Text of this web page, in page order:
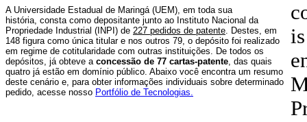
A Universidade Estadual de Maringá (UEM), em toda sua
história, consta como depositante junto ao Instituto Nacional da
Propriedade Industrial (INPI) de 227 pedidos de patente. Destes, em
148 figura como única titular e nos outros 79, o depósito foi realizado
em regime de cotitularidade com outras instituições. De todos os
depósitos, já obteve a concessão de 77 cartas-patente, das quais
quatro já estão em domínio público. Abaixo você encontra um resumo
deste cenário e, para obter informações individuais sobre determinado
pedido, acesse nosso Portfólio de Tecnologias.